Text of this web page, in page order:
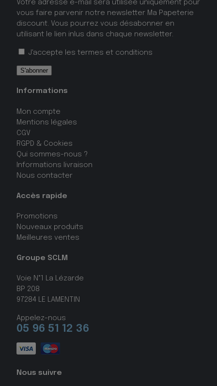
Votre adresse e-mail sera utilisée uniquement pour
vous faire parvenir notre newsletter Ma Papeterie
discount. Vous pourrez vous désabonner en
utilisant le lien inlus dans chaque newsletter.
J'accepte les termes et conditions
Informations
Mon compte
Mentions légales
CGV
RGPD & Cookies
Qui sommes-nous ?
Informations livraison
Nous contacter
Accès rapide
Promotions
Nouveaux produits
Meilleures ventes
Groupe SCLM
Voie N°1 La Lézarde
BP 208
97284 LE LAMENTIN
Appelez-nous
05 96 51 12 36
Nous suivre